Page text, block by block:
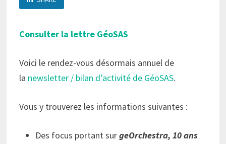
Consulter la lettre GéoSAS
Voici le rendez-vous désormais annuel de
la newsletter / bilan d’activité de GéoSAS.
Vous y trouverez les informations suivantes :
Des focus portant surgeOrchestra, 10 ans